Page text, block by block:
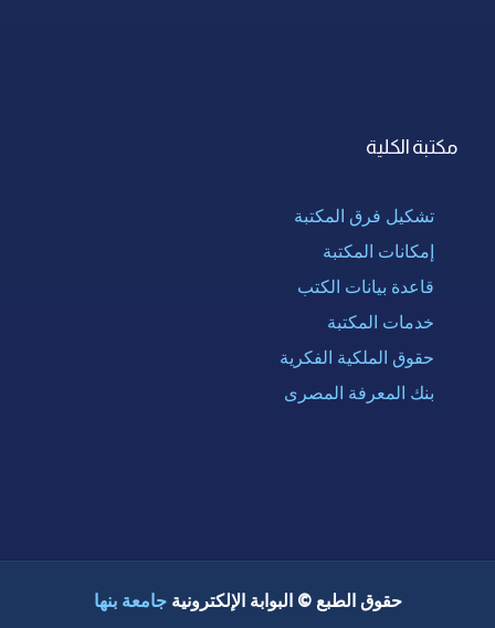
مكتبة الكلية
تشكيل فرق المكتبة
إمكانات المكتبة
قاعدة بيانات الكتب
خدمات المكتبة
حقوق الملكية الفكرية
بنك المعرفة المصرى
حقوق الطبع © البوابة الإلكترونية جامعة بنها